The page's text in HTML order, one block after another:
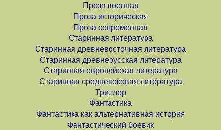
Проза военная
Проза историческая
Проза современная
Старинная литература
Старинная древневосточная литература
Старинная древнерусская литература
Старинная европейская литература
Старинная средневековая литература
Триллер
Фантастика
Фантастика как альтернативная история
Фантастический боевик